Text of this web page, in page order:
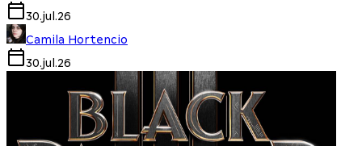
30.jul.26
Camila Hortencio
30.jul.26